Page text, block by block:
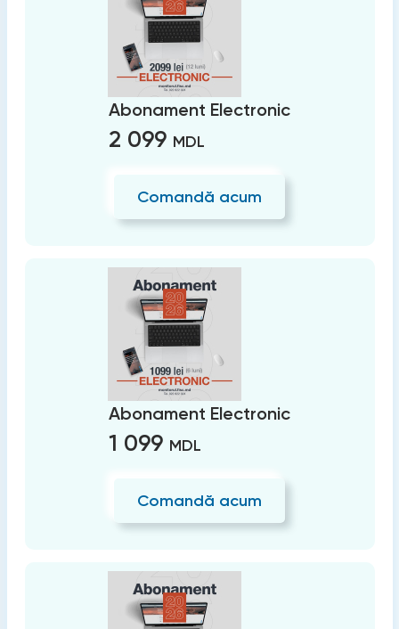
Abonament Electronic
2 099 MDL
Comandă acum
Abonament Electronic
1 099 MDL
Comandă acum